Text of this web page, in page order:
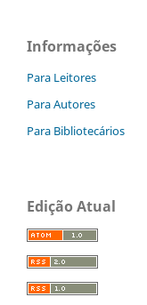
Informações
Para Leitores
Para Autores
Para Bibliotecários
Edição Atual